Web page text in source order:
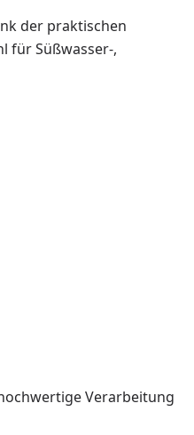
der praktischen
für Süßwasser-,
Verarbeitung